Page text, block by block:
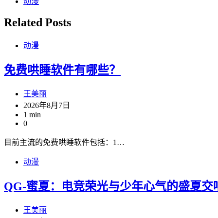
Related Posts
动漫
免费哄睡软件有哪些？
王美丽
2026年8月7日
1 min
0
目前主流的免费哄睡软件包括：1…
动漫
QG-蜜夏：电竞荣光与少年心气的盛夏交
王美丽